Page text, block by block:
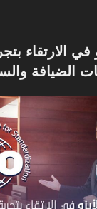
في الارتقاء
الضيافة